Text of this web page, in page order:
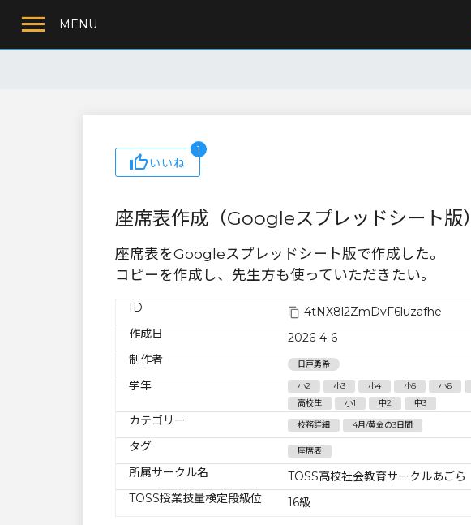
MENU
いいね
1
座席表作成（Googleスプレッドシート版）
座席表をGoogleスプレッドシート版で作成した。
コピーを作成し、先生方も使っていただきたい。
ID
4tNX8l2ZmDvF6luzafhe
作成日
2026-4-6
制作者
日戸勇希
学年 小2 小3 小4 小5 小6
高校生
小1 中2 中3
カテゴリー 校務詳細 4月/黄金の3日間
タグ 座席表
所属サークル名
TOSS高校社会教育サークルあごら
TOSS授業技量検定段級位
16級